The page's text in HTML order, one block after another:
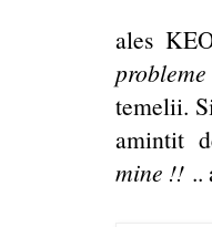
ales
temelii.
amintit
mine !! ..